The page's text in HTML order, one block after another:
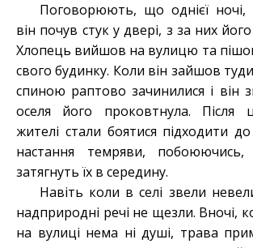
Поговорюють, що однієї ночі,
він почув стук у двері, з за них
Хлопець вийшов на вулицю та
свого будинку. Коли він зайшов
спиною раптово зачинилися і він
оселя його проковтнула. Після
жителі стали боятися підходити
настання темряви,
затягнуть їх в середину.
Навіть коли в селі звели
надприродні речі не щезли. Вночі,
на вулиці нема ні душі, трава